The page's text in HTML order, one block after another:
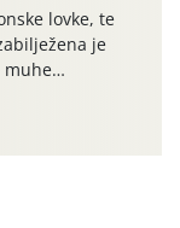
lovke, te
je
muhe
se objasniti
s vrlo malim